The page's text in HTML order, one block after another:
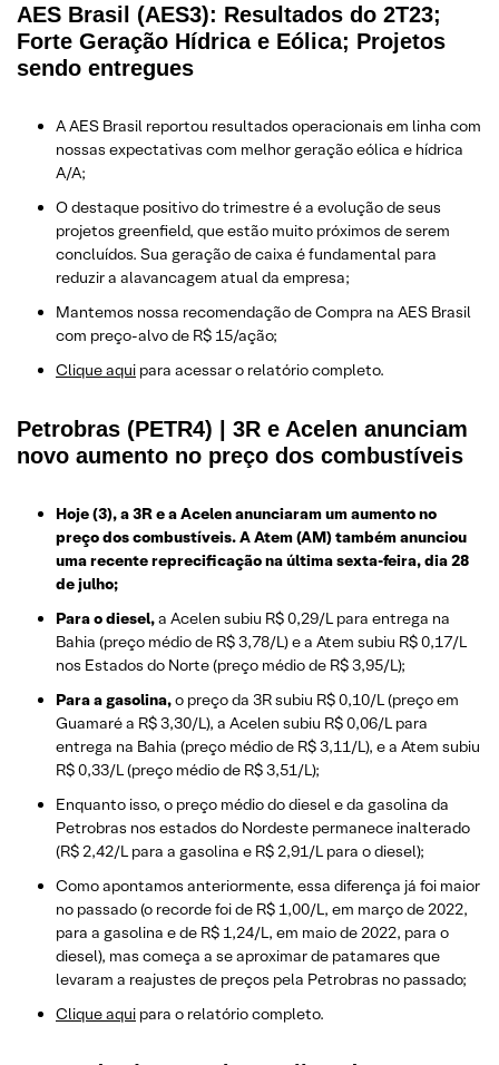
AES Brasil (AES3): Resultados do 2T23;
Forte Geração Hídrica e Eólica; Projetos
sendo entregues
A AES Brasil reportou resultados operacionais em linha com
nossas expectativas com melhor geração eólica e hídrica
A/A;
O destaque positivo do trimestre é a evolução de seus
projetos greenfield, que estão muito próximos de serem
concluídos. Sua geração de caixa é fundamental para
reduzir a alavancagem atual da empresa;
Mantemos nossa recomendação de Compra na AES Brasil
com preço-alvo de R$ 15/ação;
Clique aqui para acessar o relatório completo.
Petrobras (PETR4) | 3R e Acelen anunciam
novo aumento no preço dos combustíveis
Hoje (3), a 3R e a Acelen anunciaram um aumento no
preço dos combustíveis. A Atem (AM) também anunciou
uma recente reprecificação na última sexta-feira, dia 28
de julho;
Para o diesel,a Acelen subiu R$ 0,29/L para entrega na
Bahia (preço médio de R$ 3,78/L) e a Atem subiu R$ 0,17/L
nos Estados do Norte (preço médio de R$ 3,95/L);
Para a gasolina,o preço da 3R subiu R$ 0,10/L (preço em
Guamaré a R$ 3,30/L), a Acelen subiu R$ 0,06/L para
entrega na Bahia (preço médio de R$ 3,11/L), e a Atem subiu
R$ 0,33/L (preço médio de R$ 3,51/L);
Enquanto isso, o preço médio do diesel e da gasolina da
Petrobras nos estados do Nordeste permanece inalterado
(R$ 2,42/L para a gasolina e R$ 2,91/L para o diesel);
Como apontamos anteriormente, essa diferença já foi maior
no passado (o recorde foi de R$ 1,00/L, em março de 2022,
para a gasolina e de R$ 1,24/L, em maio de 2022, para o
diesel), mas começa a se aproximar de patamares que
levaram a reajustes de preços pela Petrobras no passado;
Clique aqui para o relatório completo.